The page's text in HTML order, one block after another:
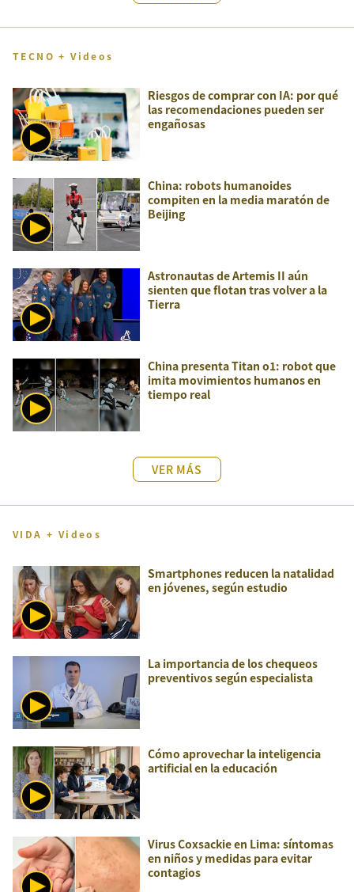
TECNO + Videos
Riesgos de comprar con IA: por qué
las recomendaciones pueden ser
engañosas
China: robots humanoides
compiten en la media maratón de
Beijing
Astronautas de Artemis II aún
sienten que flotan tras volver a la
Tierra
China presenta Titan o1: robot que
imita movimientos humanos en
tiempo real
VER MÁS
VIDA + Videos
Smartphones reducen la natalidad
en jóvenes, según estudio
La importancia de los chequeos
preventivos según especialista
Cómo aprovechar la inteligencia
artificial en la educación
Virus Coxsackie en Lima: síntomas
en niños y medidas para evitar
contagios